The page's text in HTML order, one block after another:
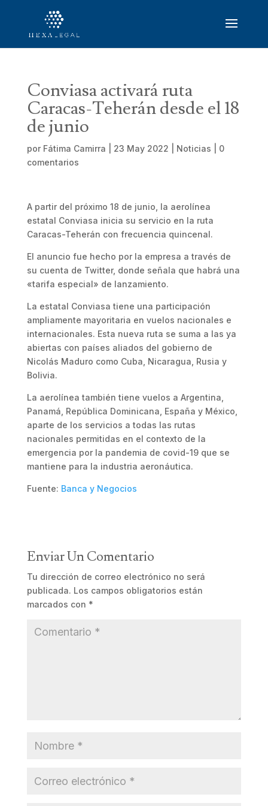
Conviasa activará ruta
Caracas-Teherán desde el 18
de junio
por Fátima Camirra 23 May 2022 Noticias
0
comentarios
A partir del próximo 18 de junio, la aerolínea
estatal Conviasa inicia su servicio en la ruta
Caracas-Teherán con frecuencia quincenal.
El anuncio fue hecho por la empresa a través de
su cuenta de Twitter, donde señala que habrá una
«tarifa especial» de lanzamiento.
La estatal Conviasa tiene una participación
ampliamente mayoritaria en vuelos nacionales e
internacionales. Esta nueva ruta se suma a las ya
abiertas con países aliados del gobierno de
Nicolás Maduro como Cuba, Nicaragua, Rusia y
Bolivia.
La aerolínea también tiene vuelos a Argentina,
Panamá, República Dominicana, España y México,
aparte de los servicios a todas las rutas
nacionales permitidas en el contexto de la
emergencia por la pandemia de covid-19 que se
mantiene para la industria aeronáutica.
Fuente: Banca y Negocios
Enviar Un Comentario
Tu dirección de correo electrónico no será
publicada. Los campos obligatorios están
marcados con *